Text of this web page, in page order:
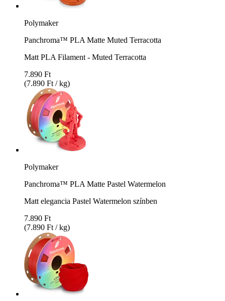
Polymaker
Panchroma™ PLA Matte Muted Terracotta
Matt PLA Filament - Muted Terracotta
7.890 Ft
(7.890 Ft / kg)
Polymaker
Panchroma™ PLA Matte Pastel Watermelon
Matt elegancia Pastel Watermelon színben
7.890 Ft
(7.890 Ft / kg)